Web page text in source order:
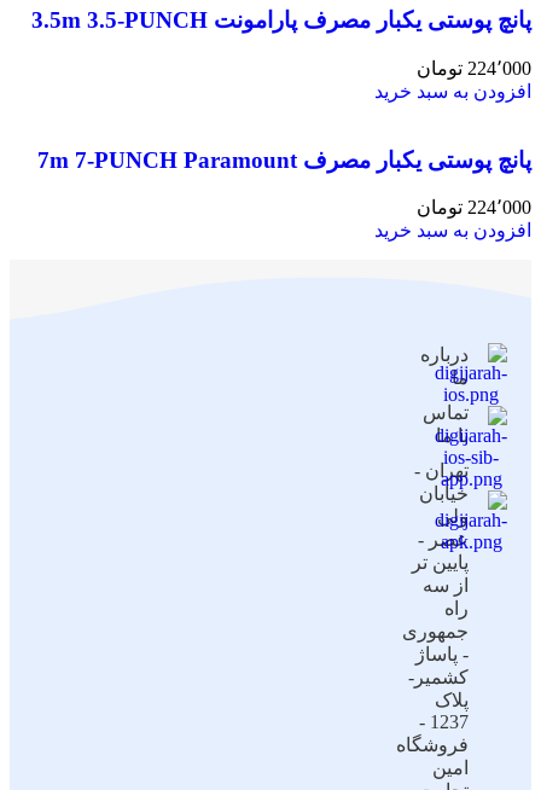
پانچ پوستی یکبار مصرف پارامونت 3.5m 3.5-PUNCH
224٬000 تومان
افزودن به سبد خرید
پانچ پوستی یکبار مصرف 7m 7-PUNCH Paramount
224٬000 تومان
افزودن به سبد خرید
درباره
ما
تماس
با ما
تهران -
خیابان
ولی
عصر -
پایین تر
از سه
راه
جمهوری
- پاساژ
کشمیر-
پلاک
1237 -
فروشگاه
امین